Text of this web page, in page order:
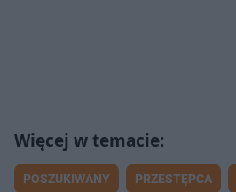
POSZUKIWANY PRZESTĘPCA